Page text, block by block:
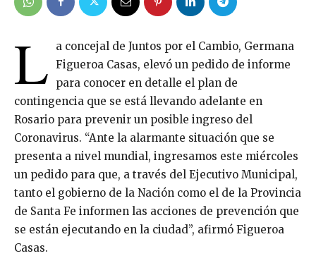
L
a concejal de Juntos por el Cambio, Germana
Figueroa Casas, elevó un pedido de informe
para conocer en detalle el plan de
contingencia que se está llevando adelante en
Rosario para prevenir un posible ingreso del
Coronavirus. “Ante la alarmante situación que se
presenta a nivel mundial, ingresamos este miércoles
un pedido para que, a través del Ejecutivo Municipal,
tanto el gobierno de la Nación como el de la Provincia
de Santa Fe informen las acciones de prevención que
se están ejecutando en la ciudad”, afirmó Figueroa
Casas.